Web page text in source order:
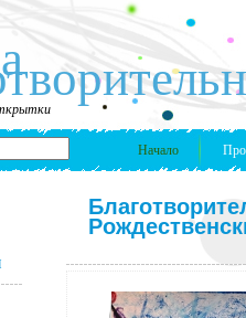
Начало